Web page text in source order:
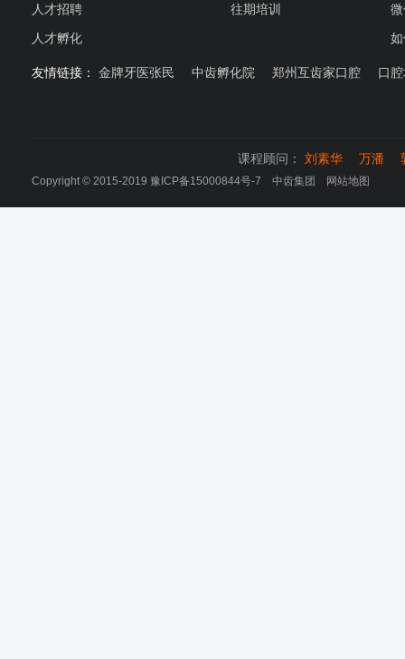
人才招聘
人才孵化
往期培训
友情链接： 金牌牙医张民 中齿孵化院 郑州互齿家口腔 口
课程顾问： 刘素华 万潘
Copyright © 2015-2019 豫ICP备15000844号-7 中齿集团 网站地图